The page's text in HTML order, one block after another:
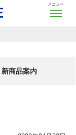
メニュー
新商品案内